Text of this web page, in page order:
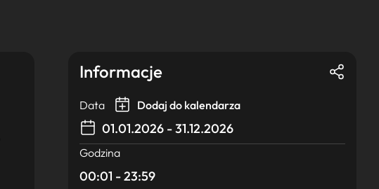
Informacje
Data Dodaj do kalendarza
01.01.2026 - 31.12.2026
Godzina
00:01 - 23:59